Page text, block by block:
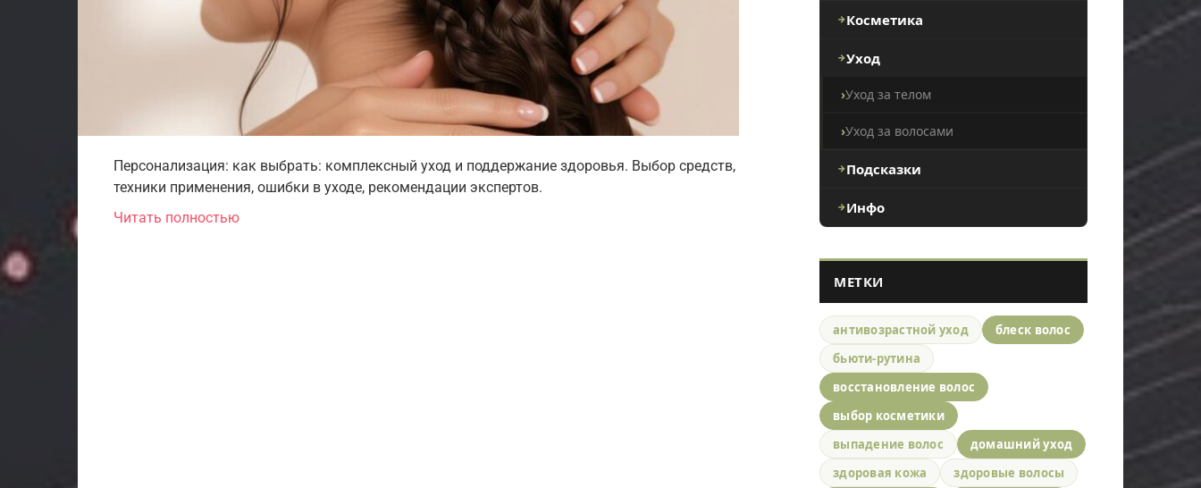
Персонализация: как выбрать: комплексный уход и поддержание здоровья. Выбор средств,
техники применения, ошибки в уходе, рекомендации экспертов.
Читать полностью
Косметика
Уход
Уход за телом
Уход за волосами
Подсказки
Инфо
МЕТКИ
антивозрастной уход
блеск волос
бьюти-рутина
восстановление волос
выбор косметики
выпадение волос
домашний уход
здоровая кожа
здоровые волосы